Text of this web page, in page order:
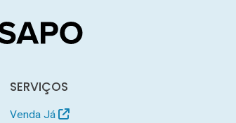
SERVIÇOS
Venda Já